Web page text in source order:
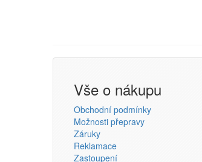
Vše o nákupu
Obchodní podmínky
Možnosti přepravy
Záruky
Reklamace
Zastoupení